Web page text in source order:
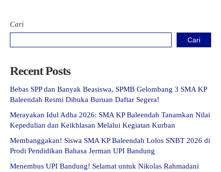
Cari
Cari
Recent Posts
Bebas SPP dan Banyak Beasiswa, SPMB Gelombang 3 SMA KP
Baleendah Resmi Dibuka Buruan Daftar Segera!
Merayakan Idul Adha 2026: SMA KP Baleendah Tanamkan Nilai
Kepedulian dan Keikhlasan Melalui Kegiatan Kurban
Membanggakan! Siswa SMA KP Baleendah Lolos SNBT 2026 di
Prodi Pendidikan Bahasa Jerman UPI Bandung
Menembus UPI Bandung! Selamat untuk Nikolas Rahmadani